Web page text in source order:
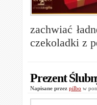
zachwiać
czekoladki z
Prezent
Napisane przez pilbo w